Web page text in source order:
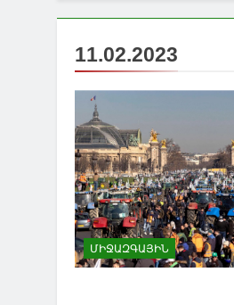
11.02.2023
ՄԻՋԱԶԳԱՅԻՆ
NEWS ԱԲԱՍԹՈՒՄԱՆ